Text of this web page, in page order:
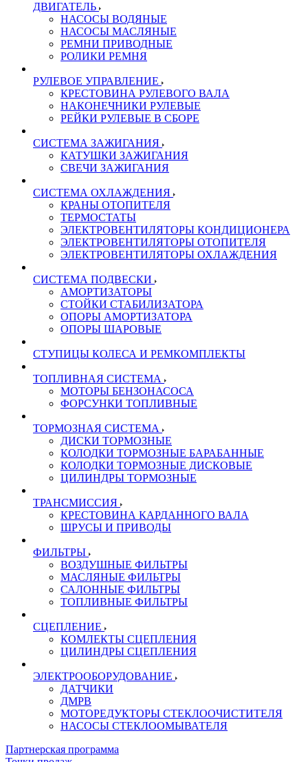
ДВИГАТЕЛЬ
НАСОСЫ ВОДЯНЫЕ
НАСОСЫ МАСЛЯНЫЕ
РЕМНИ ПРИВОДНЫЕ
РОЛИКИ РЕМНЯ
РУЛЕВОЕ УПРАВЛЕНИЕ
КРЕСТОВИНА РУЛЕВОГО ВАЛА
НАКОНЕЧНИКИ РУЛЕВЫЕ
РЕЙКИ РУЛЕВЫЕ В СБОРЕ
СИСТЕМА ЗАЖИГАНИЯ
КАТУШКИ ЗАЖИГАНИЯ
СВЕЧИ ЗАЖИГАНИЯ
СИСТЕМА ОХЛАЖДЕНИЯ
КРАНЫ ОТОПИТЕЛЯ
ТЕРМОСТАТЫ
ЭЛЕКТРОВЕНТИЛЯТОРЫ КОНДИЦИОНЕРА
ЭЛЕКТРОВЕНТИЛЯТОРЫ ОТОПИТЕЛЯ
ЭЛЕКТРОВЕНТИЛЯТОРЫ ОХЛАЖДЕНИЯ
СИСТЕМА ПОДВЕСКИ
АМОРТИЗАТОРЫ
СТОЙКИ СТАБИЛИЗАТОРА
ОПОРЫ АМОРТИЗАТОРА
ОПОРЫ ШАРОВЫЕ
СТУПИЦЫ КОЛЕСА И РЕМКОМПЛЕКТЫ
ТОПЛИВНАЯ СИСТЕМА
МОТОРЫ БЕНЗОНАСОСА
ФОРСУНКИ ТОПЛИВНЫЕ
ТОРМОЗНАЯ СИСТЕМА
ДИСКИ ТОРМОЗНЫЕ
КОЛОДКИ ТОРМОЗНЫЕ БАРАБАННЫЕ
КОЛОДКИ ТОРМОЗНЫЕ ДИСКОВЫЕ
ЦИЛИНДРЫ ТОРМОЗНЫЕ
ТРАНСМИССИЯ
КРЕСТОВИНА КАРДАННОГО ВАЛА
ШРУСЫ И ПРИВОДЫ
ФИЛЬТРЫ
ВОЗДУШНЫЕ ФИЛЬТРЫ
МАСЛЯНЫЕ ФИЛЬТРЫ
САЛОННЫЕ ФИЛЬТРЫ
ТОПЛИВНЫЕ ФИЛЬТРЫ
СЦЕПЛЕНИЕ
КОМЛЕКТЫ СЦЕПЛЕНИЯ
ЦИЛИНДРЫ СЦЕПЛЕНИЯ
ЭЛЕКТРООБОРУДОВАНИЕ
ДАТЧИКИ
ДМРВ
МОТОРЕДУКТОРЫ СТЕКЛООЧИСТИТЕЛЯ
НАСОСЫ СТЕКЛООМЫВАТЕЛЯ
Партнерская программа